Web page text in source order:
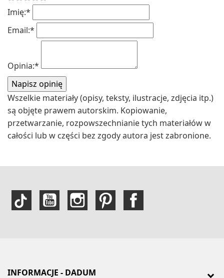
Imię:*
Email:*
Opinia:*
Wszelkie materiały (opisy, teksty, ilustracje, zdjęcia itp.)
są objęte prawem autorskim. Kopiowanie,
przetwarzanie, rozpowszechnianie tych materiałów w
całości lub w części bez zgody autora jest zabronione.
INFORMACJE - DADUM